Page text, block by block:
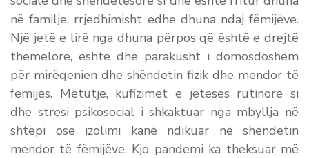
në familje, rrjedhimisht edhe dhuna ndaj fëmijëve.
Një jetë e lirë nga dhuna përpos që është e drejtë
themelore, është dhe parakusht i domosdoshëm
për mirëqenien dhe shëndetin fizik dhe mendor të
fëmijës. Mëtutje, kufizimet e jetesës rutinore si
dhe stresi psikosocial i shkaktuar nga mbyllja në
shtëpi ose izolimi kanë ndikuar në shëndetin
mendor të fëmijëve. Kjo pandemi ka theksuar më